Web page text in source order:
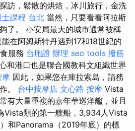
訪，鬆散的烘焙，冰川旅行，金洗
士課程 台北 當然，只要看看阿拉斯
了。 小安局最大的城市通常被稱
在阿姆斯特丹遇到17和18世紀的
服務 台胞證 辦理 seo tools 撥筋
和港口也是聯合國教科文組織世界
摩 因此，如果您在庫拉索島，請務
。 台中按摩店 文心路 按摩 Vista
有大量重複的嘉年華巡洋艦，並且
Vista類的第一艘船，3,934人Vista
和Panorama（2019年底）的標